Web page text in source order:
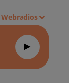
Webradios